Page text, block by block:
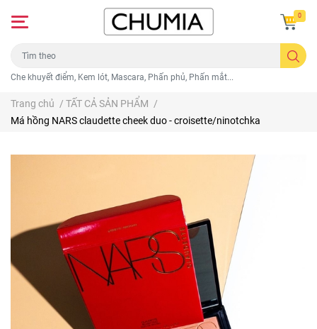
Che khuyết điểm, Kem lót, Mascara, Phấn phủ, Phấn mắt...
0
Trang chủ / TẤT CẢ SẢN PHẨM /
Má hồng NARS claudette cheek duo - croisette/ninotchka